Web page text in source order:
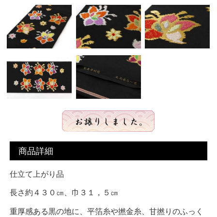
商品詳細
仕立て上がり品
長さ約４３０㎝、巾３１，５㎝
重厚感ある黒の地に、平箔糸や撚金糸、甘撚りのふっく